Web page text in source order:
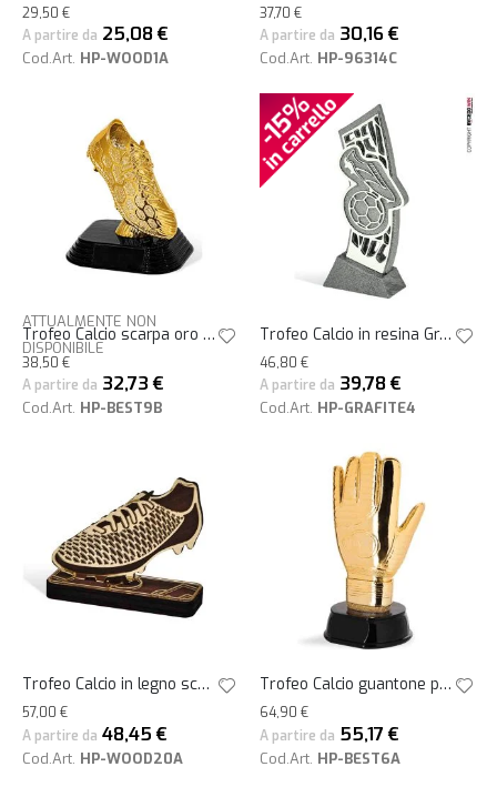
29,50 €
A partire da 25,08 €
Cod.Art. HP-WOOD1A
37,70 €
A partire da 30,16 €
Cod.Art. HP-96314C
ATTUALMENTE NON
DISPONIBILE
Trofeo Calcio scarpa oro su base nera h13
38,50 €
A partire da 32,73 €
Cod.Art. HP-BEST9B
Trofeo Calcio in resina Grafite4 h31
46,80 €
A partire da 39,78 €
Cod.Art. HP-GRAFITE4
Trofeo Calcio in legno scarpa oro h19
57,00 €
A partire da 48,45 €
Cod.Art. HP-WOOD20A
Trofeo Calcio guantone portiere oro h24
64,90 €
A partire da 55,17 €
Cod.Art. HP-BEST6A